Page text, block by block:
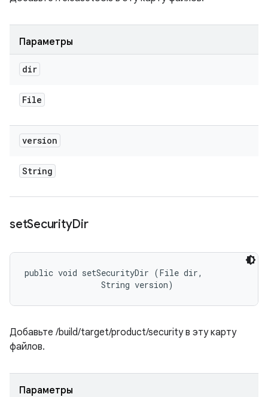
Параметры
dir
File
version
String
setSecurityDir
public void setSecurityDir (File dir,
                String version)
Добавьте /build/target/product/security в эту карту
файлов.
Параметры